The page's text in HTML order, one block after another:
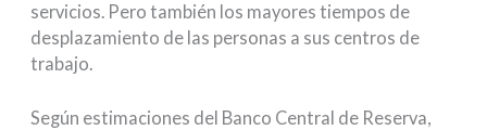
servicios. Pero también los mayores tiempos de
desplazamiento de las personas a sus centros de
trabajo.
Según estimaciones del Banco Central de Reserva,